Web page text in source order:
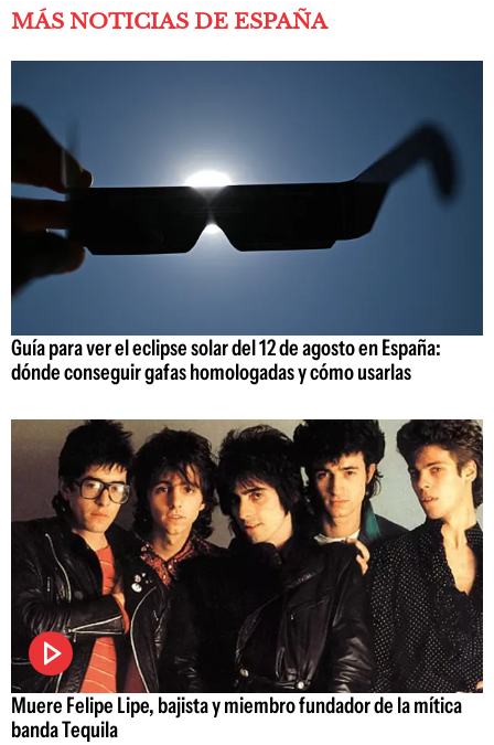
MÁS NOTICIAS DE ESPAÑA
Guía para ver el eclipse solar del 12 de agosto en España:
dónde conseguir gafas homologadas y cómo usarlas
Muere Felipe Lipe, bajista y miembro fundador de la mítica
banda Tequila